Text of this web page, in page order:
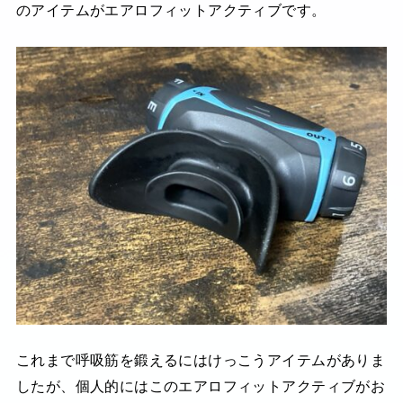
のアイテムがエアロフィットアクティブです。
これまで呼吸筋を鍛えるにはけっこうアイテムがありま
したが、個人的にはこのエアロフィットアクティブがお